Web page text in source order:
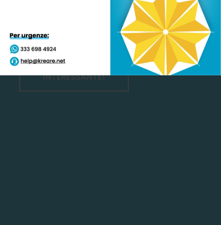
tutto ciò che serve per progettare e potenziare
le tue idee, con competenza, efficienza… e un
tocco di kreatività!
INTERESSANTE!